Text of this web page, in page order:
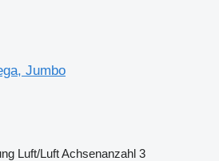
Jumbo
Luft/LuftAchsenanzahl 3